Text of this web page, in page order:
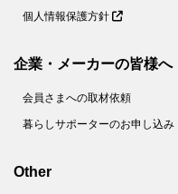
個人情報保護方針
企業・メーカーの皆様へ
会員さまへの取材依頼
暮らしサポーターのお申し込み
Other